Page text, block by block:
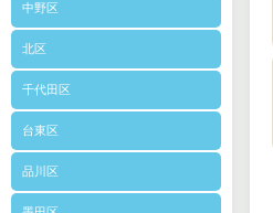
中野区
北区
千代田区
台東区
品川区